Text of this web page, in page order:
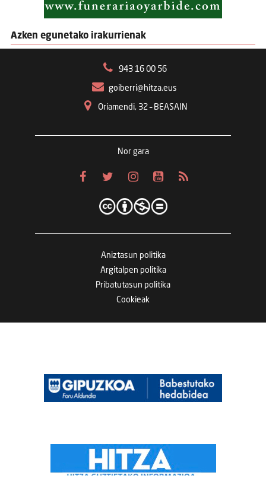
Azken egunetako irakurrienak
943 16 00 56
goiberri@hitza.eus
Oriamendi, 32 – BEASAIN
Nor gara
Aniztasun politika
Argitalpen politika
Pribatutasun politika
Cookieak